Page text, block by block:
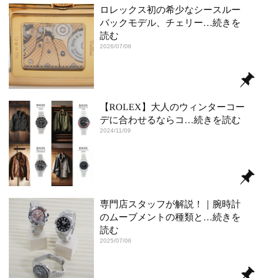
ロレックス初の希少なシースルー
バックモデル、チェリー…続きを
読む
2026/07/06
【ROLEX】大人のウィンターコー
デに合わせるならコ …続きを読む
2024/11/09
専門店スタッフが解説！｜腕時計
のムーブメントの種類と …続きを
読む
2025/07/06